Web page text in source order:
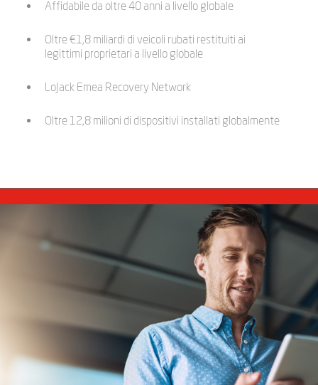
Affidabile da oltre 40 anni a livello globale
Oltre €1,8 miliardi di veicoli rubati restituiti ai
legittimi proprietari a livello globale
LoJack Emea Recovery Network
Oltre 12,8 milioni di dispositivi installati globalmente